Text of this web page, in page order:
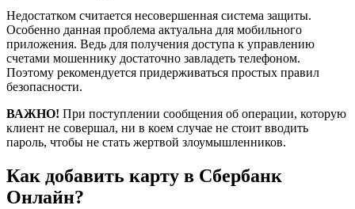
Недостатком считается несовершенная система защиты.
Особенно данная проблема актуальна для мобильного
приложения. Ведь для получения доступа к управлению
счетами мошеннику достаточно завладеть телефоном.
Поэтому рекомендуется придерживаться простых правил
безопасности.
ВАЖНО! При поступлении сообщения об операции, которую
клиент не совершал, ни в коем случае не стоит вводить
пароль, чтобы не стать жертвой злоумышленников.
Как добавить карту в Сбербанк
Онлайн?